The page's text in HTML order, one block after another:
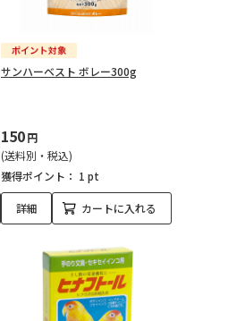
サンハーベスト ボレー300g
150円
(送料別・税込)
獲得ポイント： 1 pt
詳細 カートに入れる